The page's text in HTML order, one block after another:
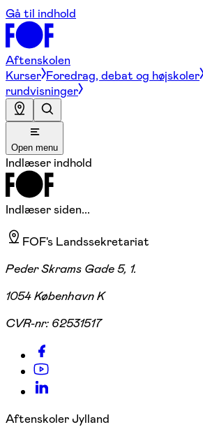
Gå til indhold
Aftenskolen
Kurser Foredrag, debat og højskoler
rundvisninger
Open menu
Indlæser indhold
Indlæser siden...
FOF's Landssekretariat
Peder Skrams Gade 5, 1.
1054 København K
CVR-nr: 62531517
Aftenskoler Jylland